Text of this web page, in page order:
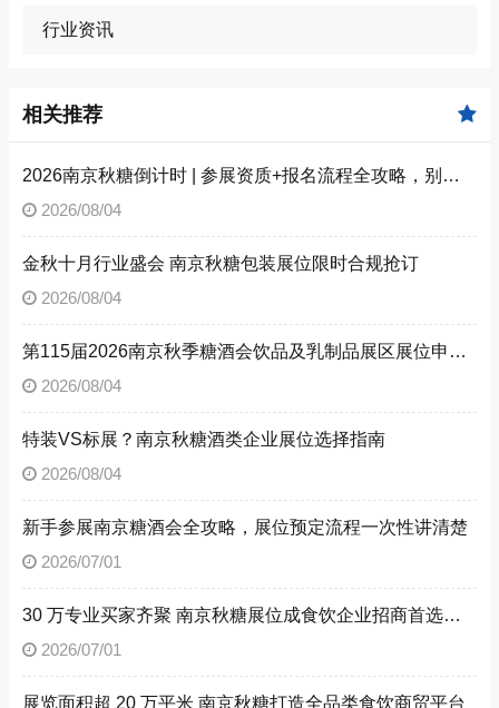
行业资讯
相关推荐
2026南京秋糖倒计时 | 参展资质+报名流程全攻略，别因手续不全错失良机（附材料清单）
2026/08/04
金秋十月行业盛会 南京秋糖包装展位限时合规抢订
2026/08/04
第115届2026南京秋季糖酒会饮品及乳制品展区展位申请技巧
2026/08/04
特装VS标展？南京秋糖酒类企业展位选择指南
2026/08/04
新手参展南京糖酒会全攻略，展位预定流程一次性讲清楚
2026/07/01
30 万专业买家齐聚 南京秋糖展位成食饮企业招商首选阵地
2026/07/01
展览面积超 20 万平米 南京秋糖打造全品类食饮商贸平台